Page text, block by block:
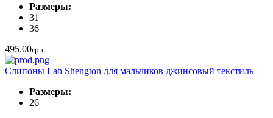
Размеры:
31
36
495.00грн
Слипоны Lab Shengton для мальчиков джинсовый текстиль
Размеры:
26